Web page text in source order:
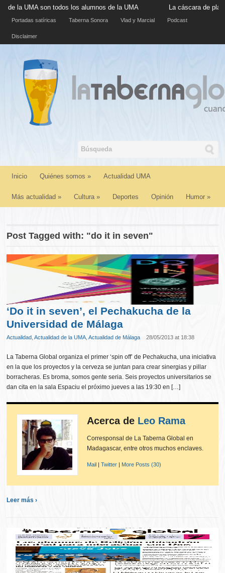
UMA son todos los alumnos de la UMA La cáscara de plátano
Portadas satíricas Taberna Sonora Vlad y Marcial Podcast
Disclaimer
Inicio Quiénes somos » Actualidad UMA
Más actualidad » Cultura» Deportes Opinión Humor »
Post Tagged with: "do it in seven"
‘Do it in seven’, el Pechakucha de la
Universidad de Málaga
Actualidad ,Actualidad de la UMA ,Actualidad de Málaga 28/05/2013 at 18:38
La Taberna Global organiza el primer ‘spin off’ de Pechakucha, una iniciativa
en la que los proyectos y la cerveza se juntan para crear sinergias y pillar
borracheras. Es broma, somos gente seria. Seis proyectos universitarios se
dan cita en la sala Espaciu el próximo jueves a las 19:30 en […]
Acerca de Leo Rama
Corresponsal de La Taberna Global en
Madagascar, entre otros muchos enclaves.
Mail |Twitter | More Posts (30)
Leer más ›